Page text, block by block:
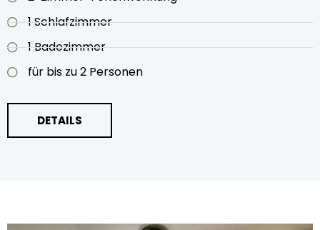
1 Schlafzimmer
1 Badezimmer
für bis zu 2 Personen
DETAILS